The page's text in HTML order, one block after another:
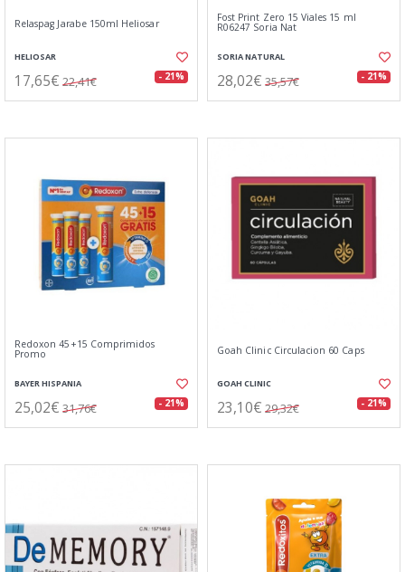
Relaspag Jarabe 150ml Heliosar
HELIOSAR
17,65€ 22,41€ - 21%
Fost Print Zero 15 Viales 15 ml
R06247 Soria Nat
SORIA NATURAL
28,02€ 35,57€ - 21%
Redoxon 45+15 Comprimidos
Promo
BAYER HISPANIA
25,02€ 31,76€ - 21%
Goah Clinic Circulacion 60 Caps
GOAH CLINIC
23,10€ 29,32€ - 21%